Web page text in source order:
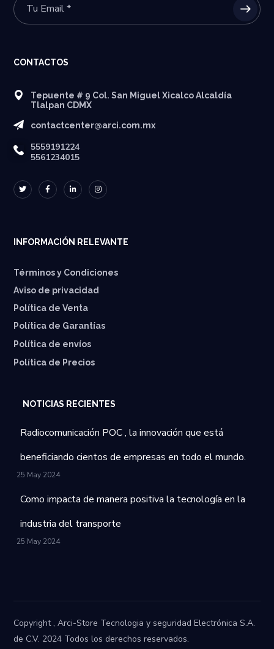
CONTACTOS
Tepuente # 9 Col. San Miguel Xicalco Alcaldía
Tlalpan CDMX
contactcenter@arci.com.mx
5559191224
5561234015
INFORMACIÓN RELEVANTE
Términos y Condiciones
Aviso de privacidad
Política de Venta
Política de Garantías
⁠Política de envíos
Política de Precios
NOTICIAS RECIENTES
Radiocomunicación POC , la innovación que está
beneficiando cientos de empresas en todo el mundo.
25 May 2024
Como impacta de manera positiva la tecnología en la
industria del transporte
25 May 2024
Copyright , Arci-Store Tecnologia y seguridad Electrónica S.A.
de C.V. 2024 Todos los derechos reservados.